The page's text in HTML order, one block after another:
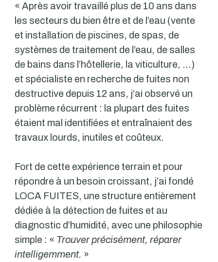
« Après avoir travaillé plus de 10 ans dans
les secteurs du bien être et de l’eau (vente
et installation de piscines, de spas, de
systèmes de traitement de l’eau, de salles
de bains dans l’hôtellerie, la viticulture, …)
et spécialiste en recherche de fuites non
destructive depuis 12 ans, j’ai observé un
problème récurrent : la plupart des fuites
étaient mal identifiées et entraînaient des
travaux lourds, inutiles et coûteux.
Fort de cette expérience terrain et pour
répondre à un besoin croissant, j’ai fondé
LOCA FUITES, une structure entièrement
dédiée à la détection de fuites et au
diagnostic d’humidité, avec une philosophie
simple : « Trouver précisément, réparer
intelligemment. »